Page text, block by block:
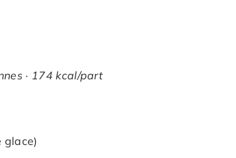
· 174 kcal/part
glace)